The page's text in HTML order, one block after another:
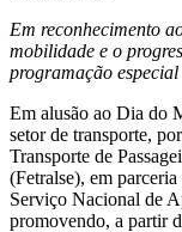
Em reconhecimento
mobilidade e o
programação
Em alusão ao Dia do
setor de transporte,
Transporte de
(Fetralse), em
Serviço Nacional de
promovendo, a partir